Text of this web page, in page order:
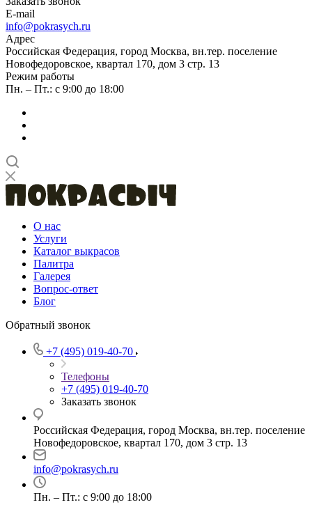
E-mail
info@pokrasych.ru
Адрес
Российская Федерация, город Москва, вн.тер. поселение
Новофедоровское, квартал 170, дом 3 стр. 13
Режим работы
Пн. – Пт.: с 9:00 до 18:00
О нас
Услуги
Каталог выкрасов
Палитра
Галерея
Вопрос-ответ
Блог
Обратный звонок
+7 (495) 019-40-70
Телефоны
+7 (495) 019-40-70
Заказать звонок
Российская Федерация, город Москва, вн.тер. поселение
Новофедоровское, квартал 170, дом 3 стр. 13
info@pokrasych.ru
Пн. – Пт.: с 9:00 до 18:00